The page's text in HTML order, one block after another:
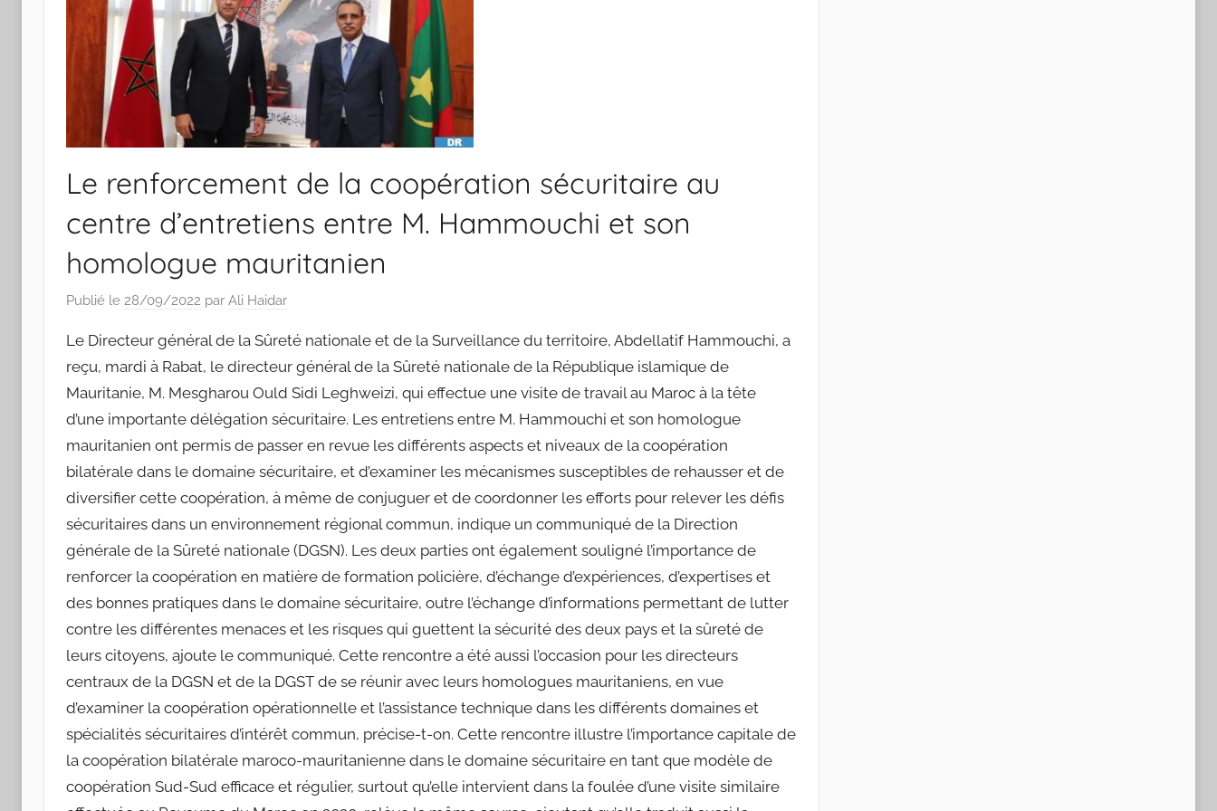
Le renforcement de la coopération sécuritaire au
centre d’entretiens entre M. Hammouchi et son
homologue mauritanien
Publié le 28/09/2022 par Ali Haidar
Le Directeur général de la Sûreté nationale et de la Surveillance du territoire, Abdellatif Hammouchi, a
reçu, mardi à Rabat, le directeur général de la Sûreté nationale de la République islamique de
Mauritanie, M. Mesgharou Ould Sidi Leghweizi, qui effectue une visite de travail au Maroc à la tête
d’une importante délégation sécuritaire. Les entretiens entre M. Hammouchi et son homologue
mauritanien ont permis de passer en revue les différents aspects et niveaux de la coopération
bilatérale dans le domaine sécuritaire, et d’examiner les mécanismes susceptibles de rehausser et de
diversifier cette coopération, à même de conjuguer et de coordonner les efforts pour relever les défis
sécuritaires dans un environnement régional commun, indique un communiqué de la Direction
générale de la Sûreté nationale (DGSN). Les deux parties ont également souligné l’importance de
renforcer la coopération en matière de formation policière, d’échange d’expériences, d’expertises et
des bonnes pratiques dans le domaine sécuritaire, outre l’échange d’informations permettant de lutter
contre les différentes menaces et les risques qui guettent la sécurité des deux pays et la sûreté de
leurs citoyens, ajoute le communiqué. Cette rencontre a été aussi l’occasion pour les directeurs
centraux de la DGSN et de la DGST de se réunir avec leurs homologues mauritaniens, en vue
d’examiner la coopération opérationnelle et l’assistance technique dans les différents domaines et
spécialités sécuritaires d’intérêt commun, précise-t-on. Cette rencontre illustre l’importance capitale de
la coopération bilatérale maroco-mauritanienne dans le domaine sécuritaire en tant que modèle de
coopération Sud-Sud efficace et régulier, surtout qu’elle intervient dans la foulée d’une visite similaire